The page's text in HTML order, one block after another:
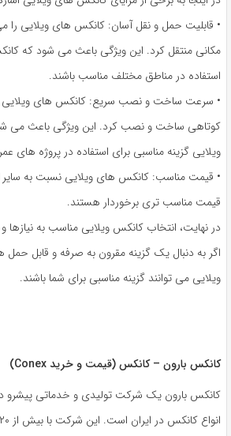
• قابلیت حمل و نقل آسان: کانکس های ویلایی را
مکانی منتقل کرد. این ویژگی باعث می شود که
استفاده در مناطق مختلف مناسب باشند.
• سرعت ساخت و نصب سریع: کانکس های ویلایی
کوتاهی ساخت و نصب کرد. این ویژگی باعث می
ویلایی گزینه مناسبی برای استفاده در پروژه های
• قیمت مناسب: کانکس های ویلایی نسبت به سایر
قیمت مناسب تری برخوردار هستند.
در نهایت، انتخاب کانکس ویلایی مناسب به
اگر به دنبال یک گزینه مقرون به صرفه و قابل
ویلایی می توانند گزینه مناسبی برای شما باشند.
کانکس بارون – کانکس (قیمت و خرید Conex)
کانکس بارون یک شرکت تولیدی و خدماتی پیشرو